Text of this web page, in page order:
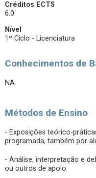
Créditos ECTS
6.0
Nível
1º Ciclo - Licenciatura
Conhecimentos de
NA
Métodos de Ensino
- Exposições teórico-
programada, também por
- Análise, interpretação e
ou outros de apoio